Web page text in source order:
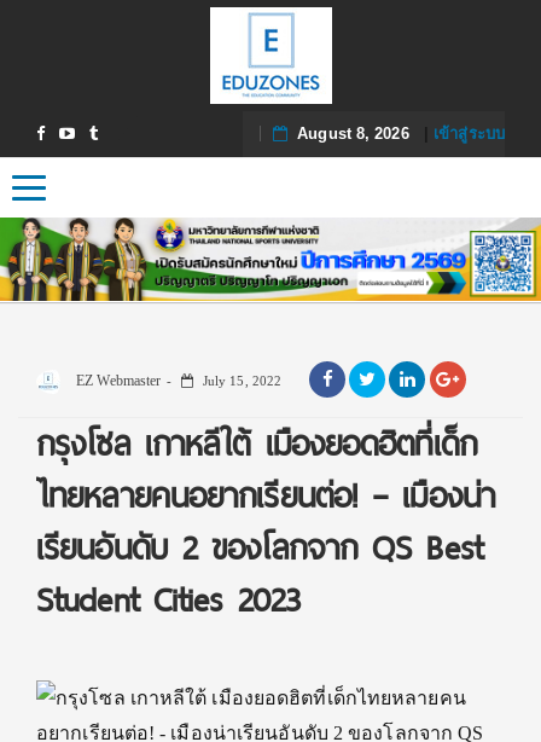
August 8, 2026| เข้าสู่ระบบ
Toggle navigation
EZ Webmaster July 15, 2022
กรุงโซล เกาหลีใต้ เมืองยอดฮิตที่เด็ก
ไทยหลายคนอยากเรียนต่อ! – เมืองน่า
เรียนอันดับ 2 ของโลกจาก QS Best
Student Cities 2023